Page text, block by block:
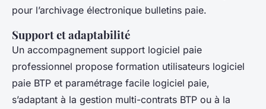
pour l’archivage électronique bulletins paie.
Support et adaptabilité
Un accompagnement support logiciel paie
professionnel propose formation utilisateurs logiciel
paie BTP et paramétrage facile logiciel paie,
s’adaptant à la gestion multi-contrats BTP ou à la